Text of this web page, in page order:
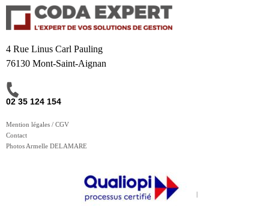
4 Rue Linus Carl Pauling
76130 Mont-Saint-Aignan
02 35 124 154
Mention légales / CGV
Contact
Photos Armelle DELAMARE